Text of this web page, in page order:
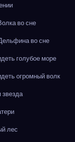
во сне
во сне
голубое море
огромный волк
лес